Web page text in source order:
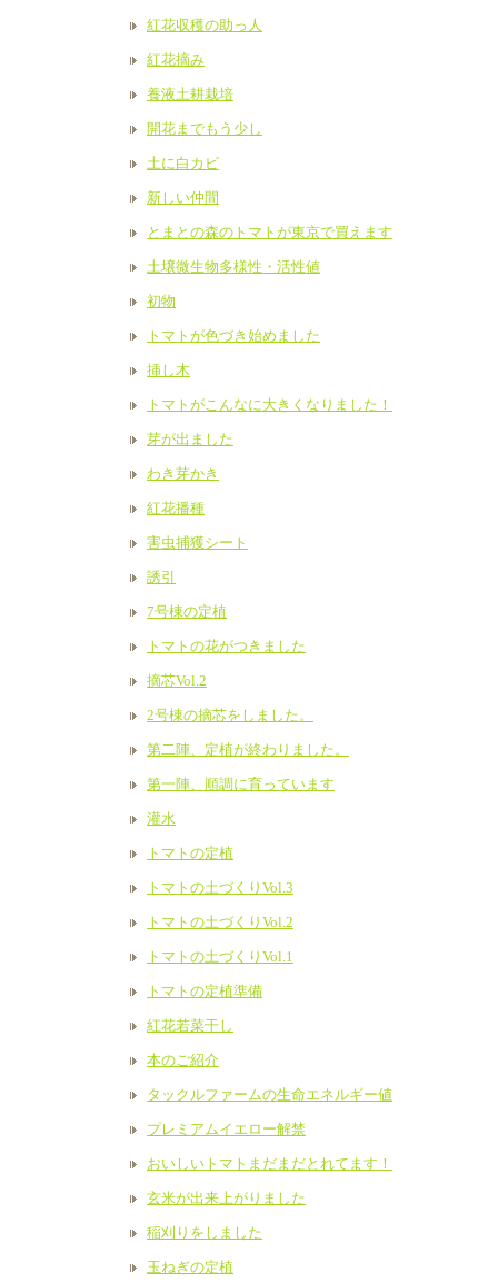
紅花収穫の助っ人
紅花摘み
養液土耕栽培
開花までもう少し
土に白カビ
新しい仲間
とまとの森のトマトが東京で買えます
土壌微生物多様性・活性値
初物
トマトが色づき始めました
挿し木
トマトがこんなに大きくなりました！
芽が出ました
わき芽かき
紅花播種
害虫捕獲シート
誘引
7号棟の定植
トマトの花がつきました
摘芯Vol.2
2号棟の摘芯をしました。
第二陣、定植が終わりました。
第一陣、順調に育っています
灌水
トマトの定植
トマトの土づくりVol.3
トマトの土づくりVol.2
トマトの土づくりVol.1
トマトの定植準備
紅花若菜干し
本のご紹介
タックルファームの生命エネルギー値
プレミアムイエロー解禁
おいしいトマトまだまだとれてます！
玄米が出来上がりました
稲刈りをしました
玉ねぎの定植